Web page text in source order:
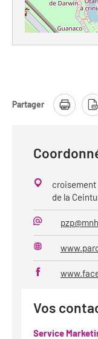
Partager
croisement
de la
Mail
Site
web
Vos
Service